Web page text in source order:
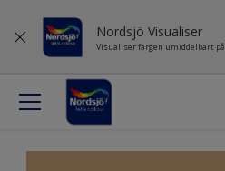
Nordsjö Visualiser
Visualiser fargen umiddelbart på